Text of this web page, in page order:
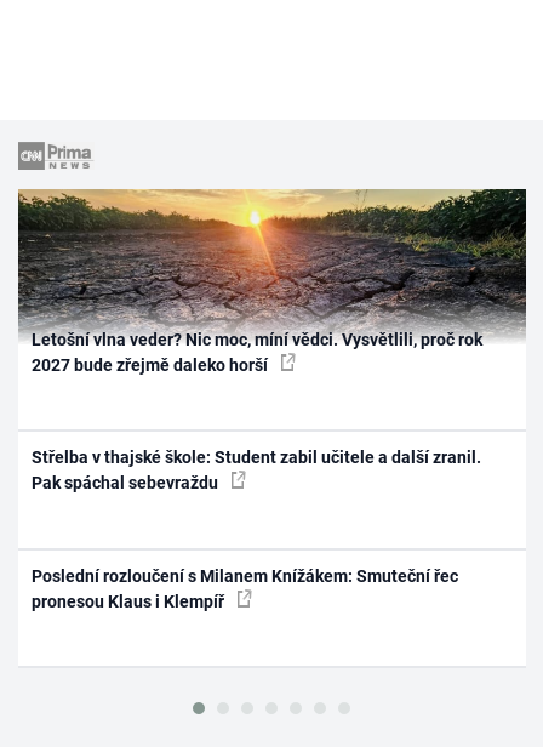
Letošní vlna veder? Nic moc, míní vědci. Vysvětlili, proč rok
2027 bude zřejmě daleko horší
Střelba v thajské škole: Student zabil učitele a další zranil.
Pak spáchal sebevraždu
Poslední rozloučení s Milanem Knížákem: Smuteční řec
pronesou Klaus i Klempíř